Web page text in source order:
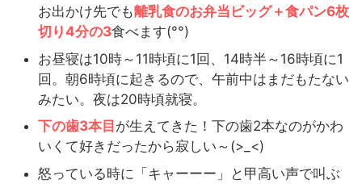
お出かけ先でも離乳食のお弁当ビッグ＋食パン6枚
切り4分の3食べます(°°)
お昼寝は10時～11時頃に1回、14時半～16時頃に1
回。朝6時頃に起きるので、午前中はまだもたない
みたい。夜は20時頃就寝。
下の歯3本目 が生えてきた！下の歯2本なのがかわ
いくて好きだったから寂しい～(>_<)
怒っている時に「キャーーー」と甲高い声で叫ぶ